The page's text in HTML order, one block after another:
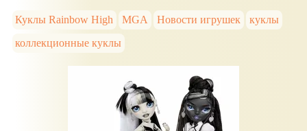
Куклы Rainbow High MGA Новости игрушек
куклы
коллекционные куклы